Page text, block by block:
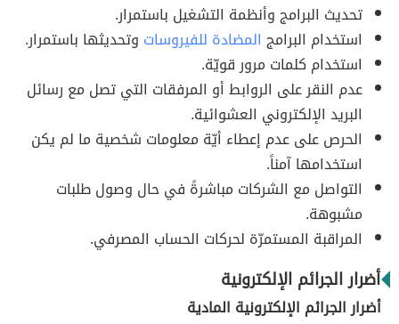
تحديث البرامج وأنظمة التشغيل باستمرار.
استخدام البرامج المضادة للفيروسات وتحديثها باستمرار.
استخدام كلمات مرور قويّة.
عدم النقر على الروابط أو المرفقات التي تصل مع رسائل
البريد الإلكتروني العشوائية.
الحرص على عدم إعطاء أيّة معلومات شخصية ما لم يكن
استخدامها آمناً.
التواصل مع الشركات مباشرةً في حال وصول طلبات
مشبوهة.
المراقبة المستمرّة لحركات الحساب المصرفي.
أضرار الجرائم الإلكترونية
أضرار الجرائم الإلكترونية المادية